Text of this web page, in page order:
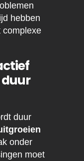
hebben
complexe
duur
onder
moet